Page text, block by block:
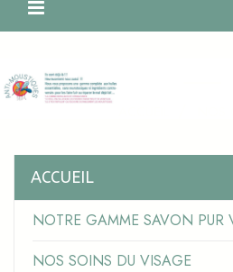
ACCUEIL
NOTRE GAMME SAVON PUR
NOS SOINS DU VISAGE